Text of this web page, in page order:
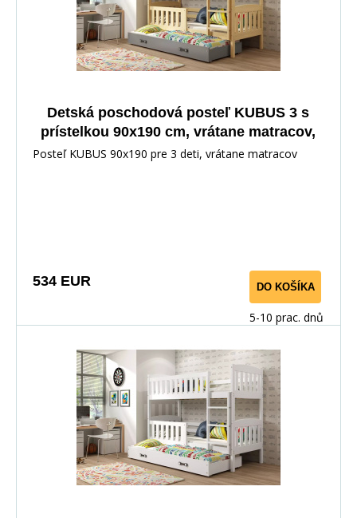
Detská poschodová posteľ KUBUS 3 s
prístelkou 90x190 cm, vrátane matracov,
Prírodná/Grafitová
Posteľ KUBUS 90x190 pre 3 deti, vrátane matracov
534 EUR DO KOŠÍKA
5-10 prac. dnů